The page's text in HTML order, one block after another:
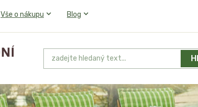
Vše o nákupu Blog